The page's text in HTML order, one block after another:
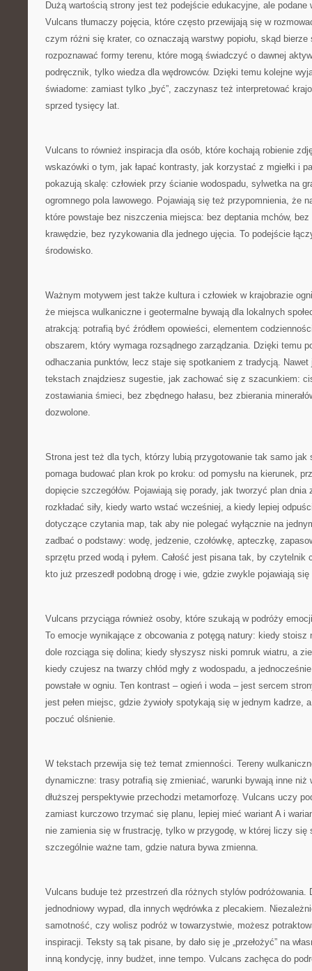
Dużą wartością strony jest też podejście edukacyjne, ale podane
Vulcans tłumaczy pojęcia, które często przewijają się w
czym różni się krater, co oznaczają warstwy popiołu, skąd bierze
rozpoznawać formy terenu, które mogą świadczyć o dawnej
podręcznik, tylko wiedza dla wędrowców. Dzięki temu kolejne
świadome: zamiast tylko „być”, zaczynasz też interpretować
sprzed tysięcy lat.
Vulcans to również inspiracja dla osób, które kochają robienie
wskazówki o tym, jak łapać kontrasty, jak korzystać z mgiełki i
pokazują skalę: człowiek przy ścianie wodospadu, sylwetka na
ogromnego pola lawowego. Pojawiają się też przypomnienia, że
które powstaje bez niszczenia miejsca: bez deptania mchów,
krawędzie, bez ryzykowania dla jednego ujęcia. To podejście
środowisko.
Ważnym motywem jest także kultura i człowiek w krajobrazie
że miejsca wulkaniczne i geotermalne bywają dla lokalnych
atrakcją: potrafią być źródłem opowieści, elementem
obszarem, który wymaga rozsądnego zarządzania. Dzięki temu
odhaczania punktów, lecz staje się spotkaniem z tradycją.
tekstach znajdziesz sugestie, jak zachować się z szacunkiem:
zostawiania śmieci, bez zbędnego hałasu, bez zbierania
dozwolone.
Strona jest też dla tych, którzy lubią przygotowanie tak samo jak
pomaga budować plan krok po kroku: od pomysłu na kierunek,
dopięcie szczegółów. Pojawiają się porady, jak tworzyć plan dnia
rozkładać siły, kiedy warto wstać wcześniej, a kiedy lepiej
dotyczące czytania map, tak aby nie polegać wyłącznie na
zadbać o podstawy: wodę, jedzenie, czołówkę, apteczkę,
sprzętu przed wodą i pyłem. Całość jest pisana tak, by czytelnik
kto już przeszedł podobną drogę i wie, gdzie zwykle pojawiają
Vulcans przyciąga również osoby, które szukają w podróży
To emocje wynikające z obcowania z potęgą natury: kiedy stoisz
dole rozciąga się dolina; kiedy słyszysz niski pomruk wiatru, a
kiedy czujesz na twarzy chłód mgły z wodospadu, a
powstałe w ogniu. Ten kontrast – ogień i woda – jest sercem
jest pełen miejsc, gdzie żywioły spotykają się w jednym kadrze,
poczuć olśnienie.
W tekstach przewija się też temat zmienności. Tereny
dynamiczne: trasy potrafią się zmieniać, warunki bywają inne niż
dłuższej perspektywie przechodzi metamorfozę. Vulcans uczy
zamiast kurczowo trzymać się planu, lepiej mieć wariant A i
nie zamienia się w frustrację, tylko w przygodę, w której liczy się
szczególnie ważne tam, gdzie natura bywa zmienna.
Vulcans buduje też przestrzeń dla różnych stylów podróżowania.
jednodniowy wypad, dla innych wędrówka z plecakiem.
samotność, czy wolisz podróż w towarzystwie, możesz
inspiracji. Teksty są tak pisane, by dało się je „przełożyć” na
inną kondycję, inny budżet, inne tempo. Vulcans zachęca do